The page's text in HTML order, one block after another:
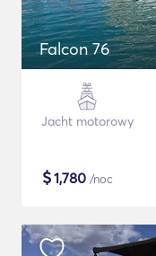
Falcon 76
Jacht motorowy
$1,780 /noc